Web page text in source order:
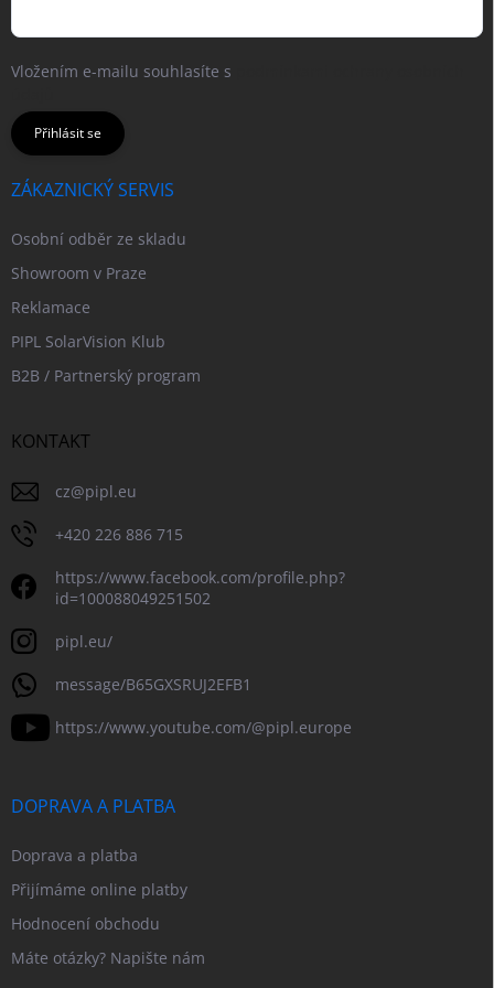
Vložením e-mailu souhlasíte s
Přihlásit se
ZÁKAZNICKÝ SERVIS
Osobní odběr ze skladu
Showroom v Praze
Reklamace
PIPL SolarVision Klub
B2B / Partnerský program
KONTAKT
cz@pipl.eu
+420 226 886 715
https://www.facebook.com/profile.php?
id=100088049251502
pipl.eu/
message/B65GXSRUJ2EFB1
https://www.youtube.com/@pipl.europe
DOPRAVA A PLATBA
Doprava a platba
Přijímáme online platby
Hodnocení obchodu
Máte otázky? Napište nám